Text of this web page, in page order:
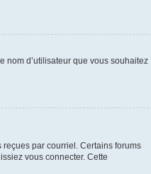
nom d’utilisateur que vous souhaitez
par courriel. Certains forums
vous connecter. Cette